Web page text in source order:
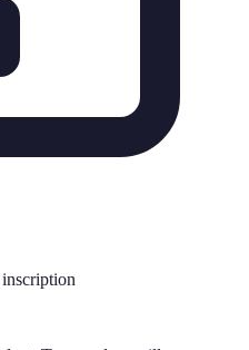
inscription